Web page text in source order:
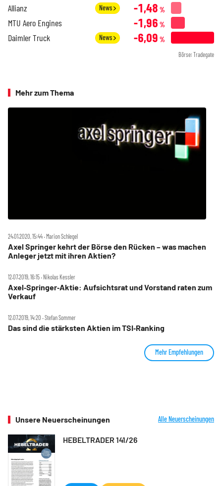
Allianz News -1,48 %
MTU Aero Engines -1,96 %
Daimler Truck News -6,09 %
Börse: Tradegate
Mehr zum Thema
24.01.2020, 15:44 ‧ Marion Schlegel
Axel Springer kehrt der Börse den Rücken – was machen
Anleger jetzt mit ihren Aktien?
12.07.2019, 16:15 ‧ Nikolas Kessler
Axel‑Springer‑Aktie: Aufsichtsrat und Vorstand raten zum
Verkauf
12.07.2019, 14:20 ‧ Stefan Sommer
Das sind die stärksten Aktien im TSI‑Ranking
Mehr Empfehlungen
Unsere Neuerscheinungen Alle Neuerscheinungen
HEBELTRADER 141/26